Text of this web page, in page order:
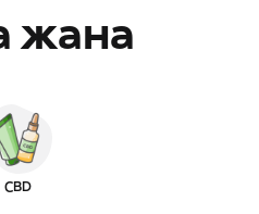
жана
CBD